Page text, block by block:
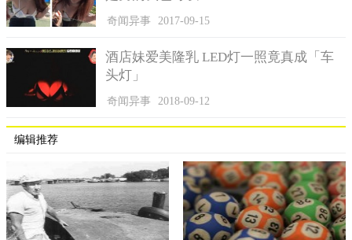
诸葛恪很知道君主喜欢什么，堪称三国时代拍马屁第一人。
马屁第一人，话说诸葛恪是诸葛亮的亲侄子，在当时大家都知道
诸葛亮才高八斗，神机妙算，是被公认最厉害的军事家之一；有
一次，孙权见到诸葛恪，问他：你的父亲（诸葛瑾）和你的叔父
（诸葛亮）谁比较优秀？诸葛恪应声回答：我的父亲比较优秀。
孙权笑着说，你叔父诸葛亮在刘备那里可是丞相，一人之下，万
人之上，你父亲诸葛瑾在我这只是普通的将军，你为何说说你父
亲比较优秀呢？诸葛恪说：我父亲知道侍奉谁为君主才对，而叔
父不知，所以我父亲比较优秀。孙权听罢大笑，便命诸葛恪依次
给大家斟酒。而这句话也让孙权开心了一整天。
虽然诸葛恪在才华上不及三国很多谋士，但拍马屁的功夫可
奇闻异事 2017-09-15
酒店妹爱美隆乳 LED灯一照竟真成「车
头灯」
奇闻异事 2018-09-12
编辑推荐